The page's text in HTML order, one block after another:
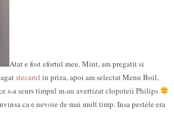
Atat e fost efortul meu. Mint, am pregatit si
stecarul in priza, apoi am selectat Menu Boil,
s-a scurs timpul m-au avertizat clopoteii Philips
ca e nevoie de mai mult timp. Insa pestele era